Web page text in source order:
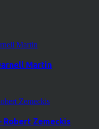
Martin
Robert Zemeckis